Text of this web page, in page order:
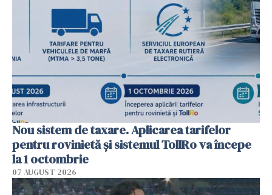
Nou sistem de taxare. Aplicarea tarifelor
pentru rovinietă şi sistemul TollRo va începe
la 1 octombrie
07 AUGUST 2026